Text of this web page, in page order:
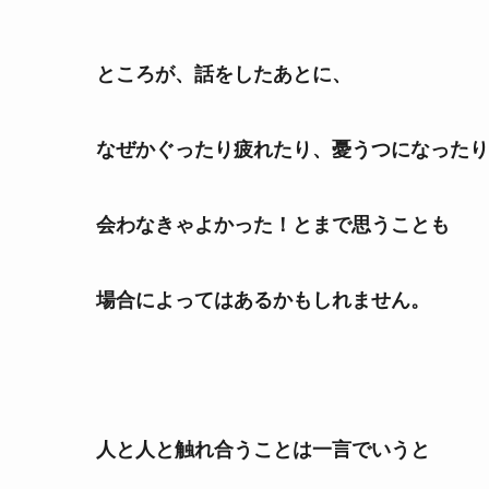
ところが、話をしたあとに、
なぜかぐったり疲れたり、憂うつになった
会わなきゃよかった！とまで思うことも
場合によってはあるかもしれません。
人と人と触れ合うことは一言でいうと